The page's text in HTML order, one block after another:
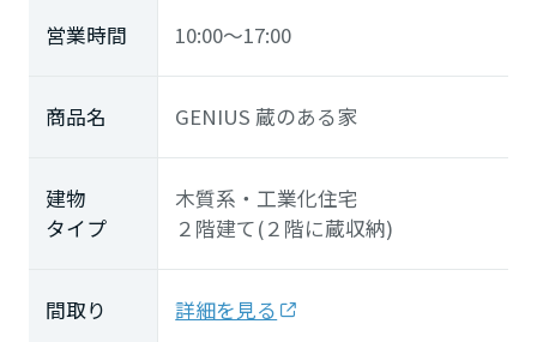
営業時間 10:00～17:00
商品名 GENIUS 蔵のある家
建物
タイプ
木質系・工業化住宅
２階建て(２階に蔵収納)
間取り 詳細を見る